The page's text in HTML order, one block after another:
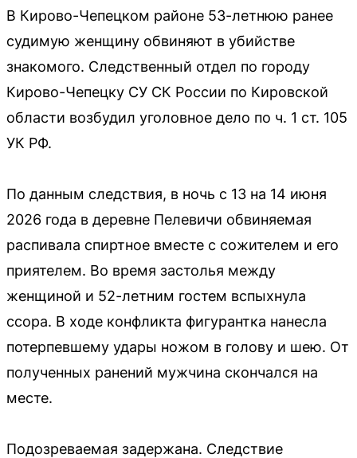
В Кирово-Чепецком районе 53-летнюю ранее
судимую женщину обвиняют в убийстве
знакомого. Следственный отдел по городу
Кирово-Чепецку СУ СК России по Кировской
области возбудил уголовное дело по ч. 1 ст. 105
УК РФ.
По данным следствия, в ночь с 13 на 14 июня
2026 года в деревне Пелевичи обвиняемая
распивала спиртное вместе с сожителем и его
приятелем. Во время застолья между
женщиной и 52-летним гостем вспыхнула
ссора. В ходе конфликта фигурантка нанесла
потерпевшему удары ножом в голову и шею. От
полученных ранений мужчина скончался на
месте.
Подозреваемая задержана. Следствие